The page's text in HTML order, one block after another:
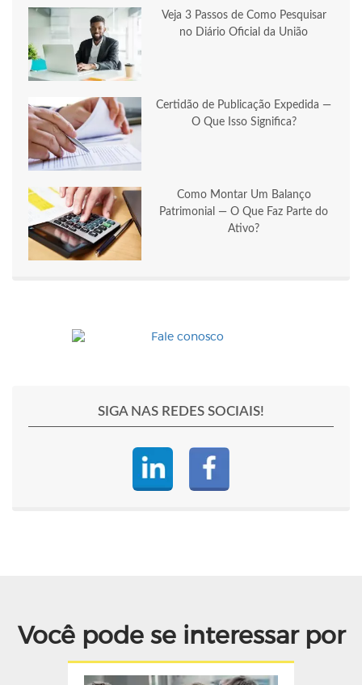
Veja 3 Passos de Como Pesquisar
no Diário Oficial da União
Certidão de Publicação Expedida —
O Que Isso Significa?
Como Montar Um Balanço
Patrimonial — O Que Faz Parte do
Ativo?
SIGA NAS REDES SOCIAIS!
Você pode se interessar por